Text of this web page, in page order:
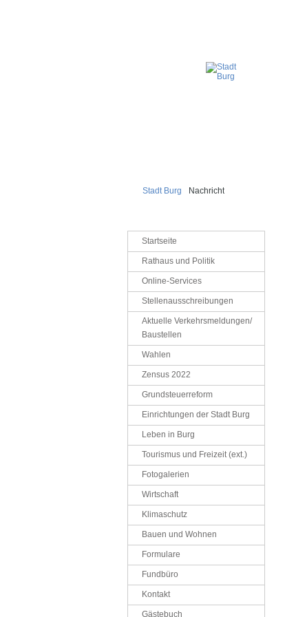
Stadt Burg Nachricht
Navigation
überspringen
Startseite
Rathaus und Politik
Online-Services
Stellenausschreibungen
Aktuelle Verkehrsmeldungen/
Baustellen
Wahlen
Zensus 2022
Grundsteuerreform
Einrichtungen der Stadt Burg
Leben in Burg
Tourismus und Freizeit (ext.)
Fotogalerien
Wirtschaft
Klimaschutz
Bauen und Wohnen
Formulare
Fundbüro
Kontakt
Gästebuch